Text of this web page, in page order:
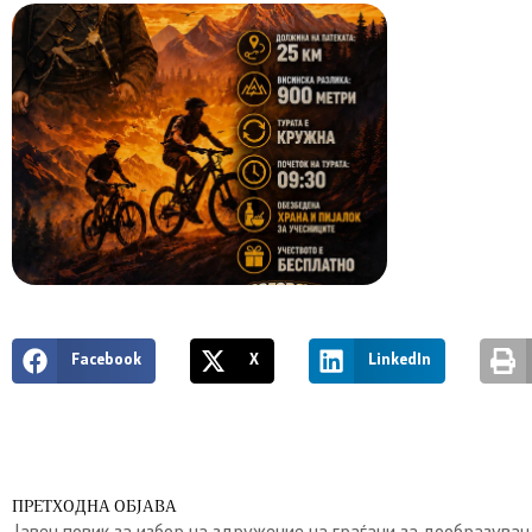
Facebook X LinkedIn
ПРЕТХОДНА ОБЈАВА